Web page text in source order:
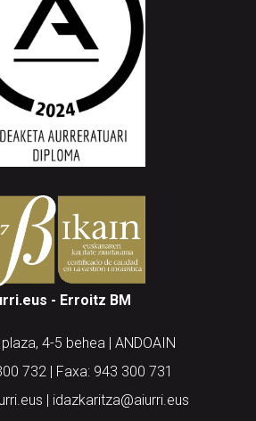
- Erroitz BM
4-5 behea | ANDOAIN
732 | Faxa: 943 300 731
| idazkaritza@aiurri.eus